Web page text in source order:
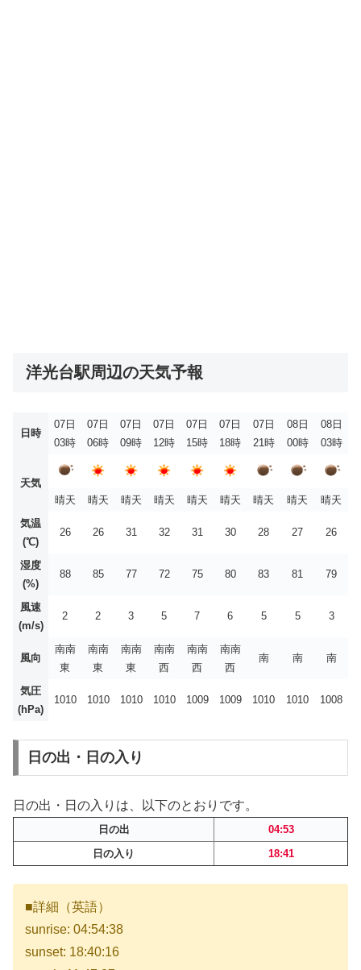
洋光台駅周辺の天気予報
日時
07日
03時
07日
06時
07日
09時
07日
12時
07日
15時
07日
18時
07日
21時
08日
00時
08日
03時
天気
晴天
晴天 晴天 晴天 晴天 晴天 晴天 晴天
晴天
気温
(℃)
26 26 31 32 31 30 28 27 26
湿度
(%)
88 85 77 72 75 80 83 81 79
風速
(m/s)
2 2 3 5 7 6 5 5 3
風向
南南
東
南南
東
南南
東
南南
西
南南
西
南南
西
南 南 南
気圧
(hPa)
1010 1010 1010 1010 1009 1009 1010 1010 1008
日の出・日の入り
日の出・日の入りは、以下のとおりです。
日の出
04:53
日の入り
18:41
■詳細（英語）
sunrise: 04:54:38
sunset: 18:40:16